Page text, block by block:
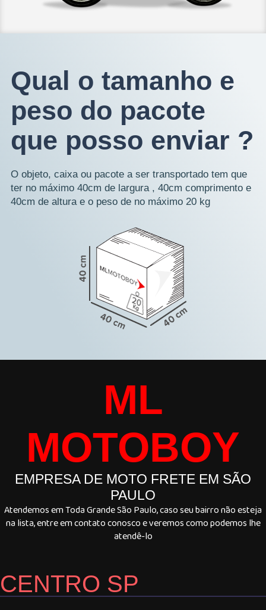
Qual o tamanho e
peso do pacote
que posso enviar ?
O objeto, caixa ou pacote a ser transportado tem que
ter no máximo 40cm de largura , 40cm comprimento e
40cm de altura e o peso de no máximo 20 kg
ML
MOTOBOY
EMPRESA DE MOTO FRETE EM SÃO
PAULO
Atendemos em Toda Grande São Paulo, caso seu bairro não esteja
na lista, entre em contato conosco e veremos como podemos lhe
atendê-lo
CENTRO SP